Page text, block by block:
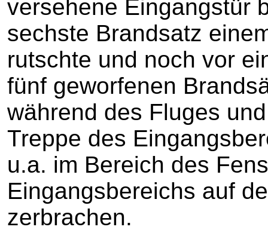
versehene Eingangstür
sechste Brandsatz
rutschte und noch vor
fünf geworfenen
während des Fluges
Treppe des
u.a. im Bereich des
Eingangsbereichs auf
zerbrachen.